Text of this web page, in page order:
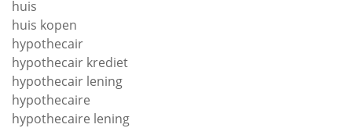
huis
huis kopen
hypothecair
hypothecair krediet
hypothecair lening
hypothecaire
hypothecaire lening